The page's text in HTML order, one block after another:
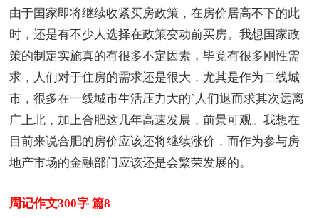
由于国家即将继续收紧买房政策，在房价居高不下的此
时，还是有不少人选择在政策变动前买房。我想国家政
策的制定实施真的有很多不定因素，毕竟有很多刚性需
求，人们对于住房的需求还是很大，尤其是作为二线城
市，很多在一线城市生活压力大的`人们退而求其次远离
广上北，加上合肥这几年高速发展，前景可观。我想在
目前来说合肥的房价应该还将继续涨价，而作为参与房
地产市场的金融部门应该还是会繁荣发展的。
周记作文300字 篇8